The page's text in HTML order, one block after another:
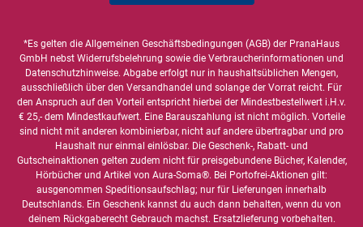
*Es gelten die Allgemeinen Geschäftsbedingungen (AGB) der PranaHaus
GmbH nebst Widerrufsbelehrung sowie die Verbraucherinformationen und
Datenschutzhinweise. Abgabe erfolgt nur in haushaltsüblichen Mengen,
ausschließlich über den Versandhandel und solange der Vorrat reicht. Für
den Anspruch auf den Vorteil entspricht hierbei der Mindestbestellwert i.H.v.
€ 25,- dem Mindestkaufwert. Eine Barauszahlung ist nicht möglich. Vorteile
sind nicht mit anderen kombinierbar, nicht auf andere übertragbar und pro
Haushalt nur einmal einlösbar. Die Geschenk-, Rabatt- und
Gutscheinaktionen gelten zudem nicht für preisgebundene Bücher, Kalender,
Hörbücher und Artikel von Aura-Soma®. Bei Portofrei-Aktionen gilt:
ausgenommen Speditionsaufschlag; nur für Lieferungen innerhalb
Deutschlands. Ein Geschenk kannst du auch dann behalten, wenn du von
deinem Rückgaberecht Gebrauch machst. Ersatzlieferung vorbehalten.